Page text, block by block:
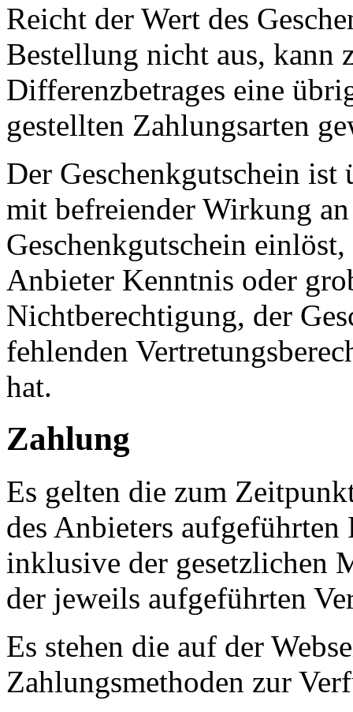
Reicht der Wert des
Bestellung nicht aus, kann
Differenzbetrages eine
gestellten Zahlungsarten
Der Geschenkgutschein
mit befreiender Wirkung
Geschenkgutschein
Anbieter Kenntnis oder
Nichtberechtigung, der
fehlenden
hat.
Zahlung
Es gelten die zum
des Anbieters aufgeführten
inklusive der gesetzlichen
der jeweils aufgeführten
Es stehen die auf der
Zahlungsmethoden zur